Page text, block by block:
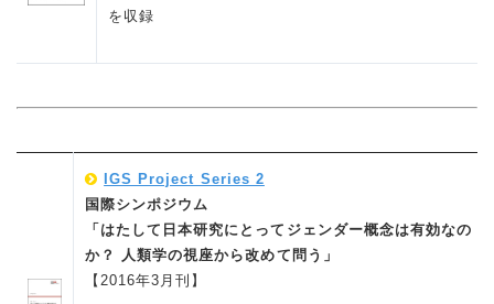
を収録
IGS Project Series 2
国際シンポジウム
「はたして日本研究にとってジェンダー概念は有効なの
か？ 人類学の視座から改めて問う」
【2016年3月刊】